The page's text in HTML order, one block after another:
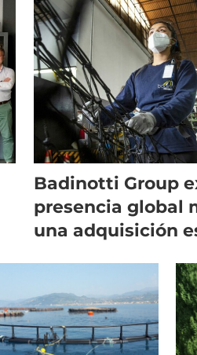
Badinotti Group
presencia global
una adquisición